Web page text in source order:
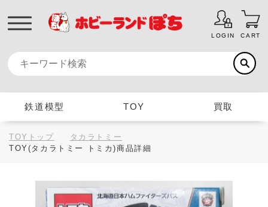
LOGIN CART
鉄道模型 TOY 買取
TOYトップ
タカラトミー
TOY(タカラトミー トミカ)商品詳細